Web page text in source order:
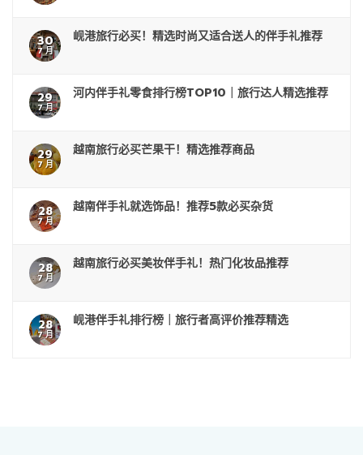
30
7 月
岘港旅行必买！精选时尚又适合送人的伴手礼推荐
29
7 月
河内伴手礼零食排行榜TOP10｜旅行达人精选推荐
29
7 月
越南旅行必买芒果干！精选推荐商品
28
7 月
越南伴手礼就选饰品！推荐5款必买杂货
28
7 月
越南旅行必买美妆伴手礼！热门化妆品推荐
28
7 月
岘港伴手礼排行榜｜旅行者高评价推荐精选